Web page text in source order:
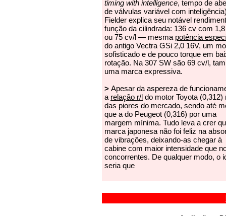
timing with intelligence, tempo de
de válvulas variável com
Fielder explica seu notável
função da cilindrada: 136 cv com
ou 75 cv/l — mesma potência
do antigo Vectra GSi 2,0 16V, um
sofisticado e de pouco torque em
rotação. Na 307 SW são 69 cv/l,
uma marca expressiva.
> Apesar da aspereza de
a relação r/l do motor Toyota (0,312)
das piores do mercado, sendo até
que a do Peugeot (0,316) por uma
margem mínima. Tudo leva a crer
marca japonesa não foi feliz na
de vibrações, deixando-as chegar à
cabine com maior intensidade que
concorrentes. De qualquer modo, o
seria que